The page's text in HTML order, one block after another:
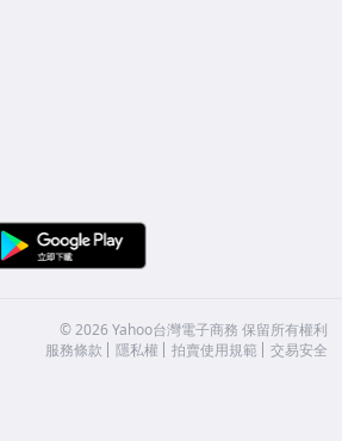
Store
©2026 Yahoo台灣電子商務 保留所有權利
服務條款
隱私權 拍賣使用規範 交易安全